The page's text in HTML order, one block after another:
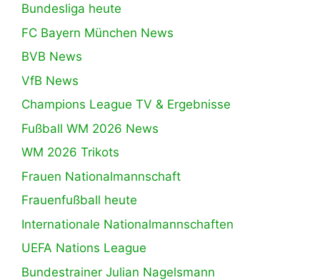
Bundesliga heute
FC Bayern München News
BVB News
VfB News
Champions League TV & Ergebnisse
Fußball WM 2026 News
WM 2026 Trikots
Frauen Nationalmannschaft
Frauenfußball heute
Internationale Nationalmannschaften
UEFA Nations League
Bundestrainer Julian Nagelsmann